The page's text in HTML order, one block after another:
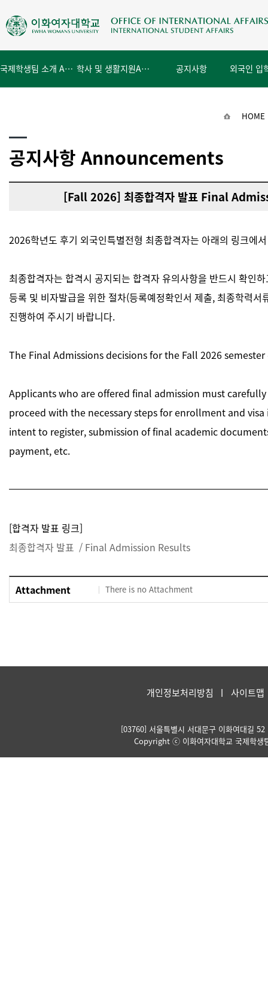
국제학생팀 소개 About Us 학사 및 생활지원Academics & Campus 공지사항
HOME
공지사항 Announcements
[Fall 2026] 최종합격자 발표 Final
2026학년도 후기 외국인특별전형 최종합격자는 아래의 링크에
최종합격자는 합격시 공지되는 합격자 유의사항을 반드시 확인
등록 및 비자발급을 위한 절차(등록예정확인서 제출, 최종학력
진행하여 주시기 바랍니다.
The Final Admissions decisions for the Fall 2026
Applicants who are offered final admission must
proceed with the necessary steps for enrollment and
intent to register, submission of final academic
payment, etc.
[합격자 발표 링크]
최종합격자 발표 / Final Admission Results
Attachment There is no Attachment
개인정보처리방침 사이트맵
[03760] 서울특별시 서대문구 이화여대길
Copyright ⓒ 이화여자대학교 국제학